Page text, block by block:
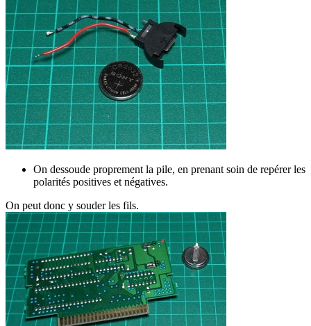
On dessoude proprement la pile, en prenant soin de repérer les
polarités positives et négatives.
On peut donc y souder les fils.